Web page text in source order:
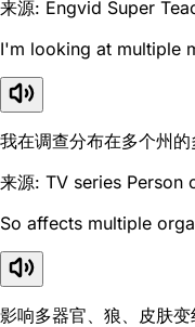
来源: Engvid Super
I'm looking at multiple
我在调查分布在多个州的
来源: TV series Person
So affects multiple
影响多器官、狼、皮肤变